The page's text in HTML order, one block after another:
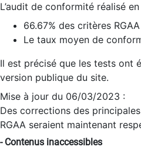
L’audit de conformité réalisé
66.67% des critères
Le taux moyen de
Il est précisé que les tests ont
version publique du site.
Mise à jour du 06/03/2023 :
Des corrections des
RGAA seraient maintenant
- Contenus inaccessibles